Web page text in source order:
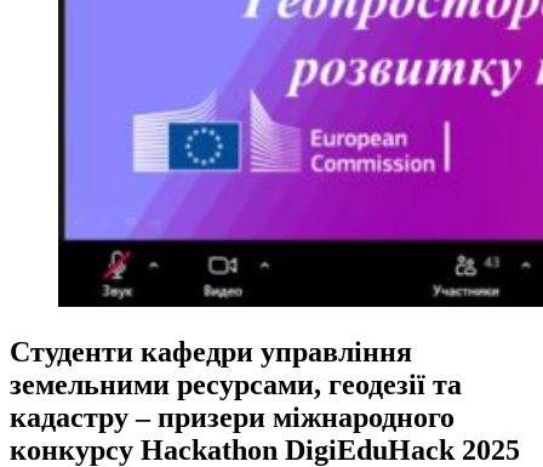
Студенти кафедри управління
земельними ресурсами, геодезії та
кадастру – призери міжнародного
конкурсу Hackathon DigiEduHack 2025